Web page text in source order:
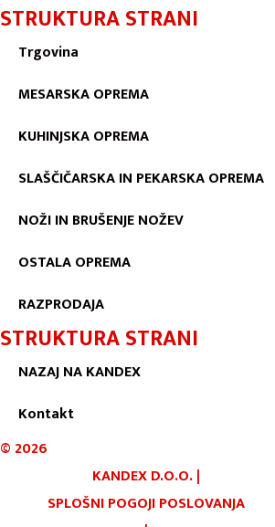
STRUKTURA STRANI
Trgovina
MESARSKA OPREMA
KUHINJSKA OPREMA
SLAŠČIČARSKA IN PEKARSKA OPREMA
NOŽI IN BRUŠENJE NOŽEV
OSTALA OPREMA
RAZPRODAJA
STRUKTURA STRANI
NAZAJ NA KANDEX
Kontakt
©2026
KANDEX D.O.O.|
SPLOŠNI POGOJI POSLOVANJA